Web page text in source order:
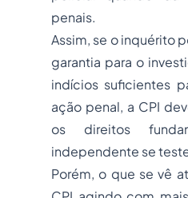
penais.
Assim, se o inquérito
garantia para o
indícios suficientes
ação penal, a CPI
os direitos
independente se
Porém, o que se vê